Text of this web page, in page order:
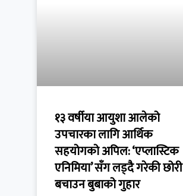
१३ वर्षीया आयुशा आलेको
उपचारका लागि आर्थिक
सहयोगको अपिल: ‘एप्लास्टिक
एनिमिया’ सँग लड्दै गरेकी छोरी
बचाउन बुबाको गुहार